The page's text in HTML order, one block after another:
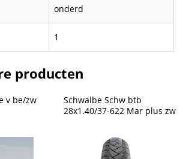
onderd
1
producten
v be/zw
Schwalbe Schw btb
28x1.40/37-622 Mar plus zw